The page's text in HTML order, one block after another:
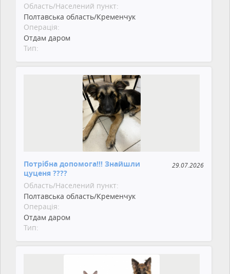
Область/Населений пункт:
Полтавська область/Кременчук
Операція:
Отдам даром
Тип:
Потрібна допомога!!! Знайшли
цуценя ????
29.07.2026
Область/Населений пункт:
Полтавська область/Кременчук
Операція:
Отдам даром
Тип: